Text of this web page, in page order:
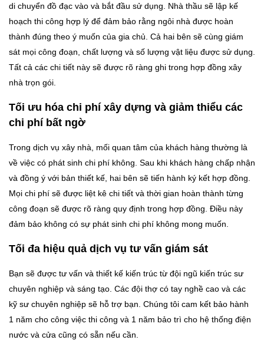
di chuyển đồ đạc vào và bắt đầu sử dụng. Nhà thầu sẽ lập kế
hoạch thi công hợp lý để đảm bảo rằng ngôi nhà được hoàn
thành đúng theo ý muốn của gia chủ. Cả hai bên sẽ cùng giám
sát mọi công đoạn, chất lượng và số lượng vật liệu được sử dụng.
Tất cả các chi tiết này sẽ được rõ ràng ghi trong hợp đồng xây
nhà trọn gói.
Tối ưu hóa chi phí xây dựng và giảm thiểu các
chi phí bất ngờ
Trong dịch vụ xây nhà, mối quan tâm của khách hàng thường là
về việc có phát sinh chi phí không. Sau khi khách hàng chấp nhận
và đồng ý với bản thiết kế, hai bên sẽ tiến hành ký kết hợp đồng.
Mọi chi phí sẽ được liệt kê chi tiết và thời gian hoàn thành từng
công đoạn sẽ được rõ ràng quy định trong hợp đồng. Điều này
đảm bảo không có sự phát sinh chi phí không mong muốn.
Tối đa hiệu quả dịch vụ tư vấn giám sát
Bạn sẽ được tư vấn và thiết kế kiến trúc từ đội ngũ kiến trúc sư
chuyên nghiệp và sáng tạo. Các đội thợ có tay nghề cao và các
kỹ sư chuyên nghiệp sẽ hỗ trợ bạn. Chúng tôi cam kết bảo hành
1 năm cho công việc thi công và 1 năm bảo trì cho hệ thống điện
nước và cửa cũng có sẵn nếu cần.